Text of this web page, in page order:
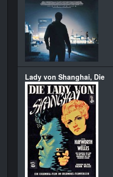
Lady von Shanghai, Die